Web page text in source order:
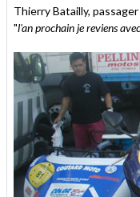
Thierry Batailly,
"l'an prochain je reviens